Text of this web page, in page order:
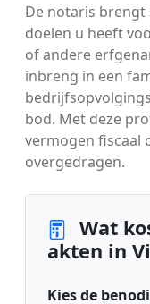
De notaris brengt
doelen u heeft
of andere
inbreng in een
bod. Met deze
vermogen fiscaal
overgedragen.
Wat
akten in
Kies de